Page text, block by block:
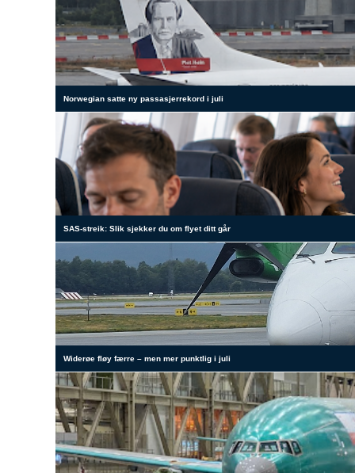
Norwegian satte ny passasjerrekord i juli
SAS-streik: Slik sjekker du om flyet ditt går
Widerøe fløy færre – men mer punktlig i juli